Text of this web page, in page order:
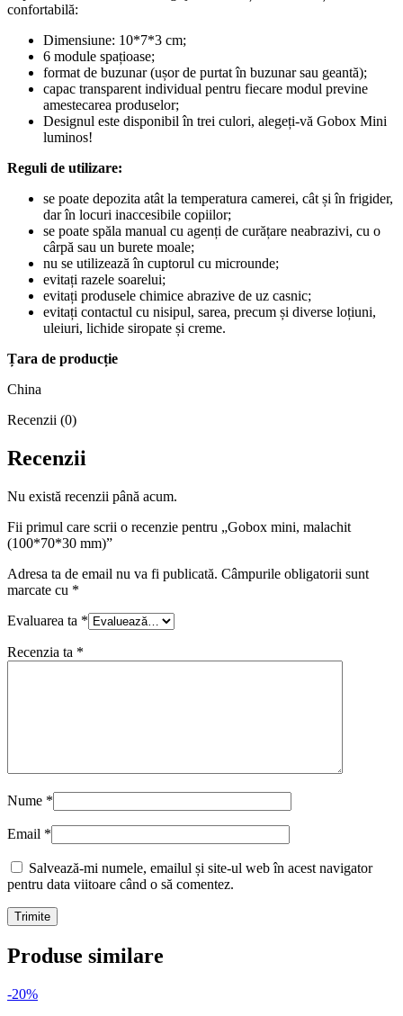
confortabilă:
Dimensiune: 10*7*3 cm;
6 module spațioase;
format de buzunar (ușor de purtat în buzunar sau geantă);
capac transparent individual pentru fiecare modul previne
amestecarea produselor;
Designul este disponibil în trei culori, alegeți-vă Gobox Mini
luminos!
Reguli de utilizare:
se poate depozita atât la temperatura camerei, cât și în frigider,
dar în locuri inaccesibile copiilor;
se poate spăla manual cu agenți de curățare neabrazivi, cu o
cârpă sau un burete moale;
nu se utilizează în cuptorul cu microunde;
evitați razele soarelui;
evitați produsele chimice abrazive de uz casnic;
evitați contactul cu nisipul, sarea, precum și diverse loțiuni,
uleiuri, lichide siropate și creme.
Țara de producție
China
Recenzii (0)
Recenzii
Nu există recenzii până acum.
Fii primul care scrii o recenzie pentru „Gobox mini, malachit
(100*70*30 mm)”
Adresa ta de email nu va fi publicată. Câmpurile obligatorii sunt
marcate cu *
Evaluarea ta *
Recenzia ta *
Nume *
Email *
Salvează-mi numele, emailul și site-ul web în acest navigator
pentru data viitoare când o să comentez.
Produse similare
-20%